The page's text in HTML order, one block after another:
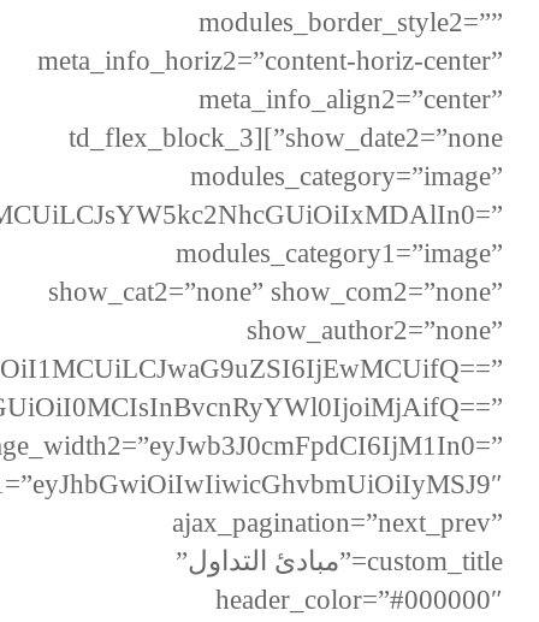
modules_border_style2=””
meta_info_horiz2=”content-horiz-center”
meta_info_align2=”center”
show_date2=”none”][td_flex_block_3
modules_category=”image”
modules_category1=”image”
show_cat2=”none” show_com2=”none”
show_author2=”none”
ajax_pagination=”next_prev”
custom_title=”مبادئ التداول”
header_color=”#000000″